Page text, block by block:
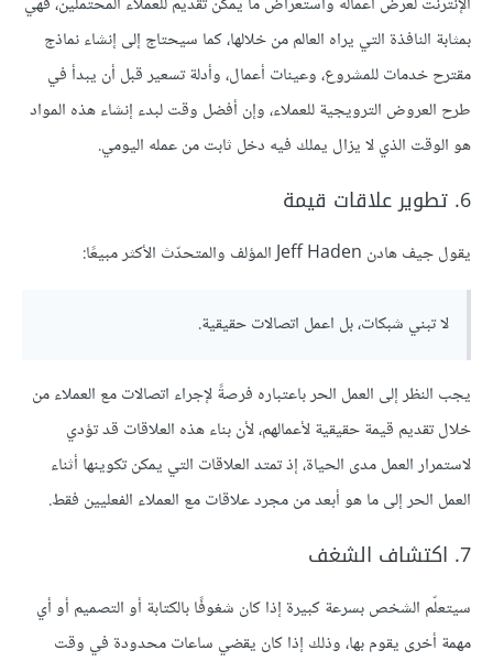
بمثابة النافذة التي يراه العالم من خلالها، كما سيحتاج إلى إنشاء نماذج
مقترح خدمات للمشروع، وعينات أعمال، وأدلة تسعير قبل أن يبدأ في
طرح العروض الترويجية للعملاء، وإن أفضل وقت لبدء إنشاء هذه المواد
هو الوقت الذي لا يزال يملك فيه دخل ثابت من عمله اليومي.
6. تطوير علاقات قيمة
يقول جيف هادن Jeff Haden المؤلف والمتحدّث الأكثر مبيعًا:
لا تبني شبكات، بل اعمل اتصالات حقيقية.
يجب النظر إلى العمل الحر باعتباره فرصةً لإجراء اتصالات مع العملاء من
خلال تقديم قيمة حقيقية لأعمالهم، لأن بناء هذه العلاقات قد تؤدي
لاستمرار العمل مدى الحياة، إذ تمتد العلاقات التي يمكن تكوينها أثناء
العمل الحر إلى ما هو أبعد من مجرد علاقات مع العملاء الفعليين فقط.
7. اكتشاف الشغف
سيتعلّم الشخص بسرعة كبيرة إذا كان شغوفًا بالكتابة أو التصميم أو أي
مهمة أخرى يقوم بها، وذلك إذا كان يقضي ساعات محدودة في وقت